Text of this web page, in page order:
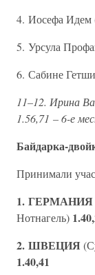
4. Иосефа Идем
5. Урсула
6. Сабине
11–12. Ирина
1.56,71 – 6-е
Байдарка-
Принимали
1. ГЕРМАНИЯ
Нотнагель)
2. ШВЕЦИЯ
1.40,41